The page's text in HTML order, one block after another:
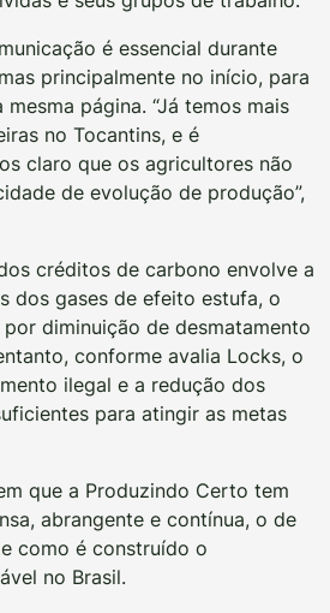
é essencial durante
principalmente no início, para
página. “Já temos mais
no Tocantins, e é
claro que os agricultores não
de evolução de produção”,
créditos de carbono envolve a
dos gases de efeito estufa, o
diminuição de desmatamento
conforme avalia Locks, o
ilegal e a redução dos
para atingir as metas
que a Produzindo Certo tem
abrangente e contínua, o de
como é construído o
no Brasil.